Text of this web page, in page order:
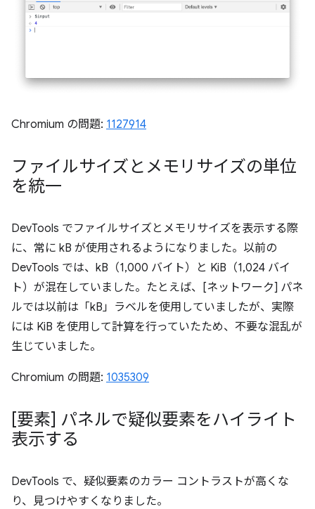
Chromium の問題: 1127914
ファイルサイズとメモリサイズの単位
を統一
DevTools でファイルサイズとメモリサイズを表示する際
に、常に kB が使用されるようになりました。以前の
DevTools では、kB（1,000 バイト）と KiB（1,024 バイ
ト）が混在していました。たとえば、[ネットワーク] パネ
ルでは以前は「kB」ラベルを使用していましたが、実際
には KiB を使用して計算を行っていたため、不要な混乱が
生じていました。
Chromium の問題: 1035309
[要素] パネルで疑似要素をハイライト
表示する
DevTools で、疑似要素のカラー コントラストが高くな
り、見つけやすくなりました。